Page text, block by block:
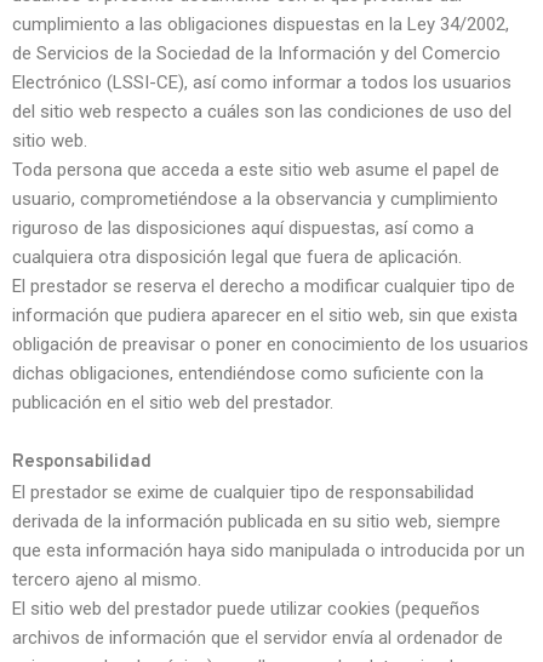
cumplimiento a las obligaciones dispuestas en la Ley 34/2002,
de Servicios de la Sociedad de la Información y del Comercio
Electrónico (LSSI-CE), así como informar a todos los usuarios
del sitio web respecto a cuáles son las condiciones de uso del
sitio web.
Toda persona que acceda a este sitio web asume el papel de
usuario, comprometiéndose a la observancia y cumplimiento
riguroso de las disposiciones aquí dispuestas, así como a
cualquiera otra disposición legal que fuera de aplicación.
El prestador se reserva el derecho a modificar cualquier tipo de
información que pudiera aparecer en el sitio web, sin que exista
obligación de preavisar o poner en conocimiento de los usuarios
dichas obligaciones, entendiéndose como suficiente con la
publicación en el sitio web del prestador.
Responsabilidad
El prestador se exime de cualquier tipo de responsabilidad
derivada de la información publicada en su sitio web, siempre
que esta información haya sido manipulada o introducida por un
tercero ajeno al mismo.
El sitio web del prestador puede utilizar cookies (pequeños
archivos de información que el servidor envía al ordenador de